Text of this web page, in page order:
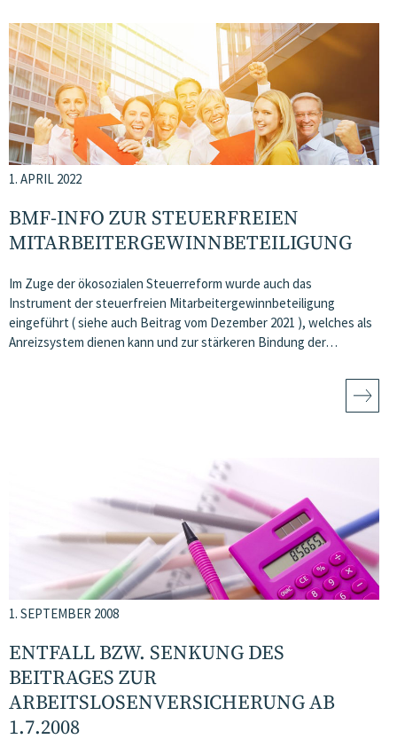
1. APRIL 2022
BMF-INFO ZUR STEUERFREIEN
MITARBEITERGEWINNBETEILIGUNG
Im Zuge der ökosozialen Steuerreform wurde auch das
Instrument der steuerfreien Mitarbeitergewinnbeteiligung
eingeführt ( siehe auch Beitrag vom Dezember 2021 ), welches als
Anreizsystem dienen kann und zur stärkeren Bindung der…
1. SEPTEMBER 2008
ENTFALL BZW. SENKUNG DES
BEITRAGES ZUR
ARBEITSLOSENVERSICHERUNG AB
1.7.2008